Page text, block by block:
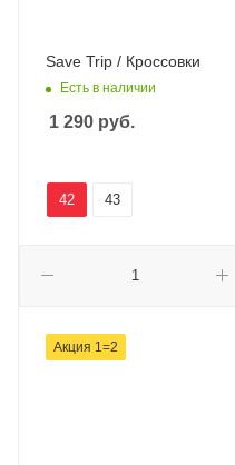
Save Trip / Кроссовки
Есть в наличии
1 290 руб.
42 43
Акция 1=2